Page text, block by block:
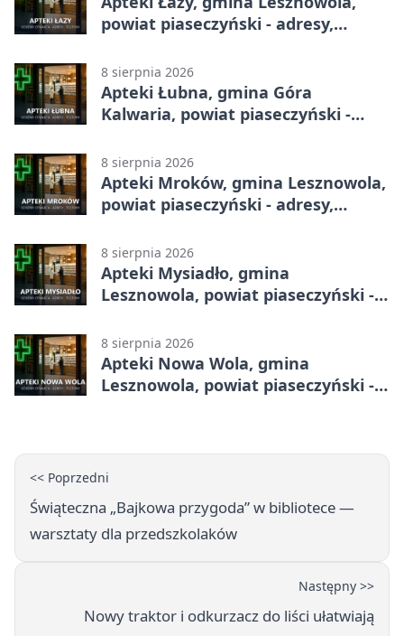
powiat piaseczyński - adresy,
8 sierpnia 2026
Apteki Łubna, gmina Góra
Kalwaria, powiat piaseczyński -
8 sierpnia 2026
Apteki Mroków, gmina Lesznowola,
powiat piaseczyński - adresy,
8 sierpnia 2026
Apteki Mysiadło, gmina
Lesznowola, powiat piaseczyński -
8 sierpnia 2026
Apteki Nowa Wola, gmina
Lesznowola, powiat piaseczyński -
<< Poprzedni
Świąteczna „Bajkowa przygoda” w bibliotece —
warsztaty dla przedszkolaków
Następny >>
Nowy traktor i odkurzacz do liści ułatwiają